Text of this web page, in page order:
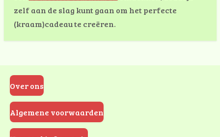
zelf aan de slag kunt gaan om het perfecte
(kraam)cadeau te creëren.
Over ons
Algemene voorwaarden